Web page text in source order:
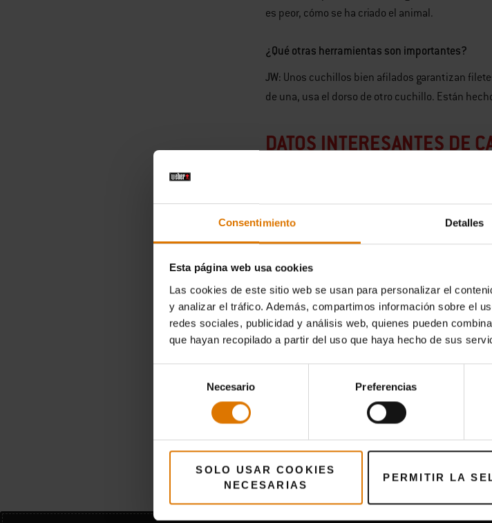
Consentimiento Detalles
Esta página web usa cookies
Las cookies de este sitio web se usan para personalizar el
y analizar el tráfico. Además, compartimos información sobre el
redes sociales, publicidad y análisis web, quienes pueden
que hayan recopilado a partir del uso que haya hecho de sus
consentimiento
Necesario Preferencias
SOLO USAR COOKIES
NECESARIAS
PERMITIR LA
es peor, cómo se ha criado el animal.
¿Qué otras herramientas son importantes?
JW: Unos cuchillos bien afilados garantizan
de una, usa el dorso de otro cuchillo. Están
DATOS INTERESANTES DE
Estos tienen un tamaño notablemente
con 29 cortes.
El nombre de cada corte específico
Por ejemplo, el sirloin británico es
estadounidense equivale al rump
Los cortes básicos italianos como la
Estés donde estés, cuanto más lejos
piernas y el cuello), más tierno será y,